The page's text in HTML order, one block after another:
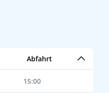
Abfahrt
15:00